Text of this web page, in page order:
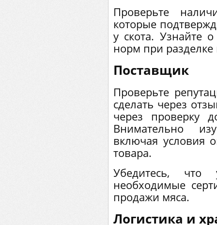
Проверьте
которые
у скота. Узнайте
норм при разделке
Поставщик
Проверьте
сделать через
через проверку
Внимательно
включая условия
товара.
Убедитесь,
необходимые
продажи мяса.
Логистика и